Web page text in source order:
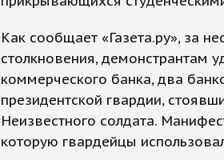
Как сообщает «Газета.ру», за
столкновения, демонстрантам
коммерческого банка, два
президентской гвардии,
Неизвестного солдата.
которую гвардейцы